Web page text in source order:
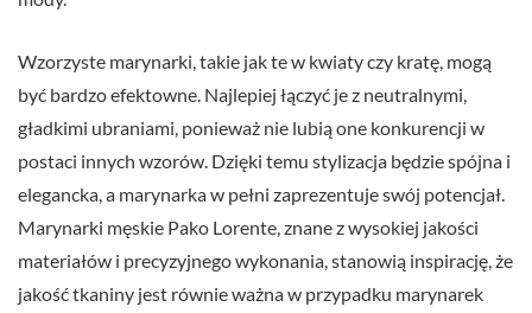
Wzorzyste marynarki, takie jak te w kwiaty czy kratę, mogą
być bardzo efektowne. Najlepiej łączyć je z neutralnymi,
gładkimi ubraniami, ponieważ nie lubią one konkurencji w
postaci innych wzorów. Dzięki temu stylizacja będzie spójna i
elegancka, a marynarka w pełni zaprezentuje swój potencjał.
Marynarki męskie Pako Lorente, znane z wysokiej jakości
materiałów i precyzyjnego wykonania, stanowią inspirację, że
jakość tkaniny jest równie ważna w przypadku marynarek